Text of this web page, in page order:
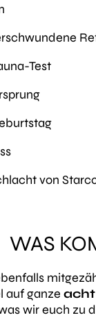
Test
von
WAS
auf ganze acht
wir euch zu